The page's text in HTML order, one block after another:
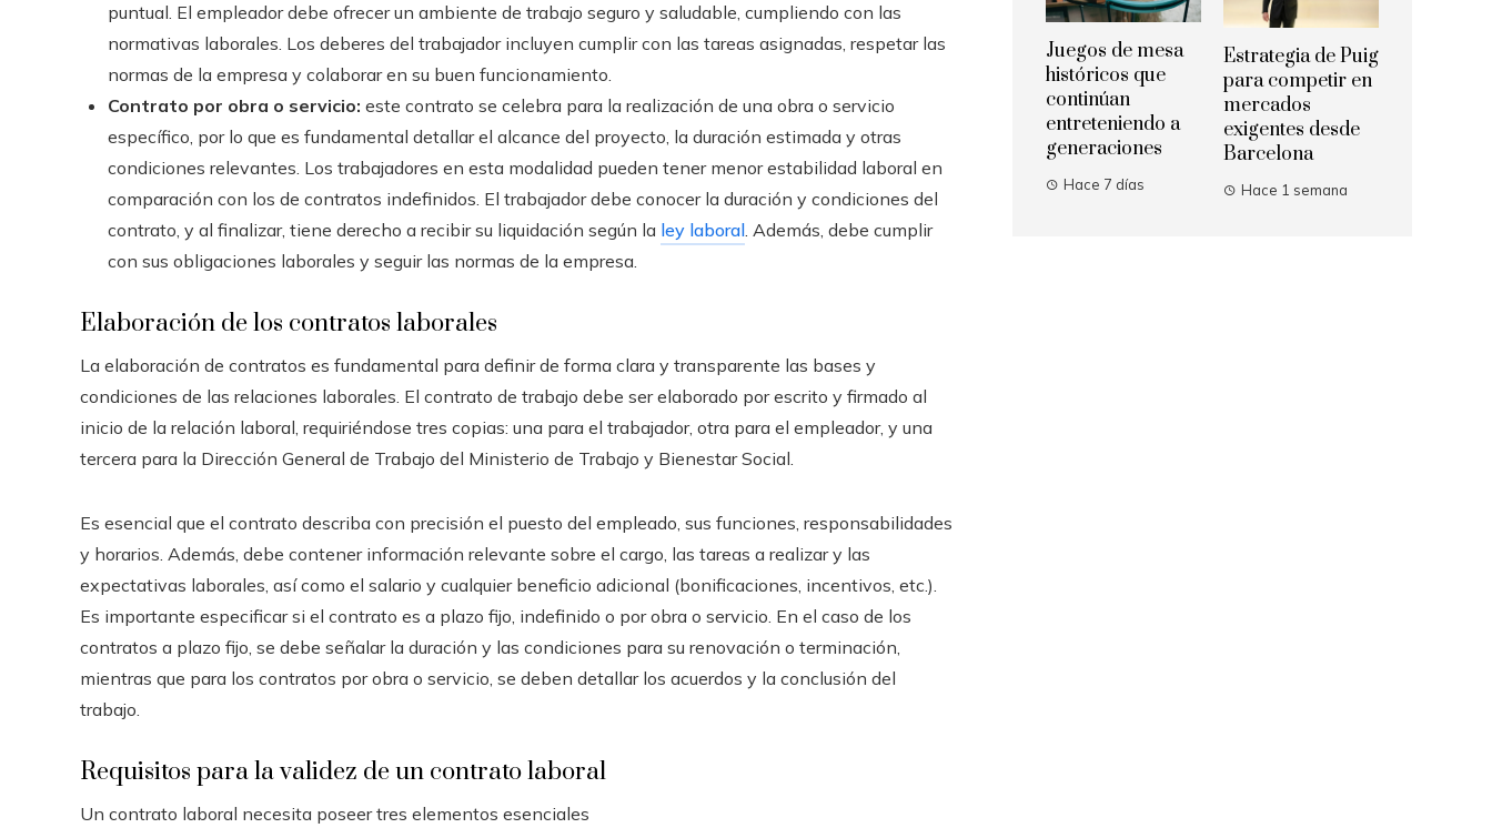
puntual. El empleador debe ofrecer un ambiente de trabajo seguro y saludable, cumpliendo con las
normativas laborales. Los deberes del trabajador incluyen cumplir con las tareas asignadas, respetar las
normas de la empresa y colaborar en su buen funcionamiento.
Contrato por obra o servicio: este contrato se celebra para la realización de una obra o servicio
específico, por lo que es fundamental detallar el alcance del proyecto, la duración estimada y otras
condiciones relevantes. Los trabajadores en esta modalidad pueden tener menor estabilidad laboral en
comparación con los de contratos indefinidos. El trabajador debe conocer la duración y condiciones del
contrato, y al finalizar, tiene derecho a recibir su liquidación según la ley laboral. Además, debe cumplir
con sus obligaciones laborales y seguir las normas de la empresa.
Elaboración de los contratos laborales
La elaboración de contratos es fundamental para definir de forma clara y transparente las bases y
condiciones de las relaciones laborales. El contrato de trabajo debe ser elaborado por escrito y firmado al
inicio de la relación laboral, requiriéndose tres copias: una para el trabajador, otra para el empleador, y una
tercera para la Dirección General de Trabajo del Ministerio de Trabajo y Bienestar Social.
Es esencial que el contrato describa con precisión el puesto del empleado, sus funciones, responsabilidades
y horarios. Además, debe contener información relevante sobre el cargo, las tareas a realizar y las
expectativas laborales, así como el salario y cualquier beneficio adicional (bonificaciones, incentivos, etc.).
Es importante especificar si el contrato es a plazo fijo, indefinido o por obra o servicio. En el caso de los
contratos a plazo fijo, se debe señalar la duración y las condiciones para su renovación o terminación,
mientras que para los contratos por obra o servicio, se deben detallar los acuerdos y la conclusión del
trabajo.
Requisitos para la validez de un contrato laboral
Un contrato laboral necesita poseer tres elementos esenciales
Juegos de mesa
históricos que
continúan
entreteniendo a
generaciones
Hace 7 días
Estrategia de Puig
para competir en
mercados
exigentes desde
Barcelona
Hace 1 semana